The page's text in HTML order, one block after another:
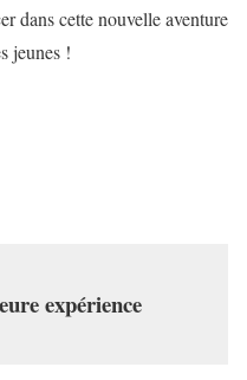
dans cette nouvelle aventure
jeunes !
expérience